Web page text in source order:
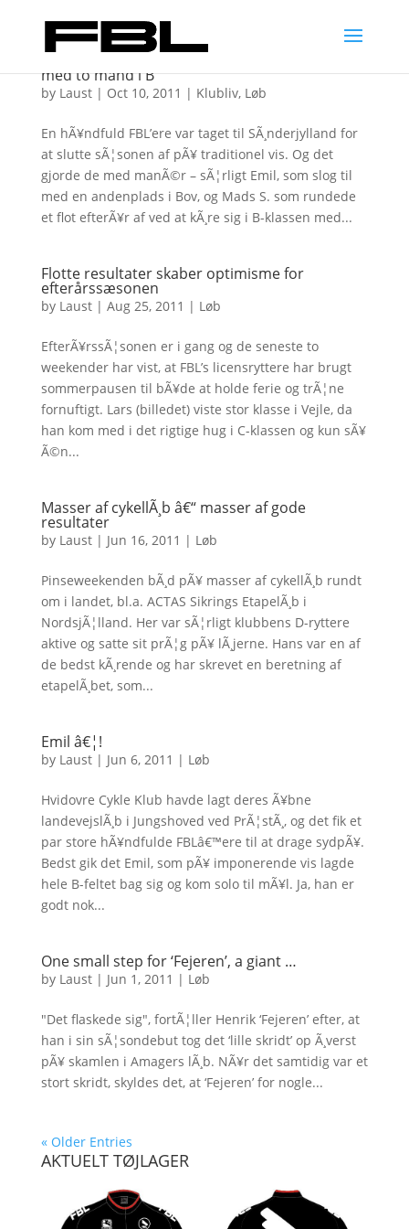
med to mand i B
by Laust| Oct 10, 2011 | Klubliv, Løb
En hÃ¥ndfuld FBL’ere var taget til SÃ¸nderjylland for
at slutte sÃ¦sonen af pÃ¥ traditionel vis. Og det
gjorde de med manÃ©r – sÃ¦rligt Emil, som slog til
med en andenplads i Bov, og Mads S. som rundede
et flot efterÃ¥r af ved at kÃ¸re sig i B-klassen med...
Flotte resultater skaber optimisme for
efterårssæsonen
by Laust| Aug 25, 2011 | Løb
EfterÃ¥rssÃ¦sonen er i gang og de seneste to
weekender har vist, at FBL’s licensryttere har brugt
sommerpausen til bÃ¥de at holde ferie og trÃ¦ne
fornuftigt. Lars (billedet) viste stor klasse i Vejle, da
han kom med i det rigtige hug i C-klassen og kun sÃ¥
Ã©n...
Masser af cykellÃ¸b â€“ masser af gode
resultater
by Laust| Jun 16, 2011 | Løb
Pinseweekenden bÃ¸d pÃ¥ masser af cykellÃ¸b rundt
om i landet, bl.a. ACTAS Sikrings EtapelÃ¸b i
NordsjÃ¦lland. Her var sÃ¦rligt klubbens D-ryttere
aktive og satte sit prÃ¦g pÃ¥ lÃ¸jerne. Hans var en af
de bedst kÃ¸rende og har skrevet en beretning af
etapelÃ¸bet, som...
Emil â€¦!
by Laust| Jun 6, 2011 | Løb
Hvidovre Cykle Klub havde lagt deres Ã¥bne
landevejslÃ¸b i Jungshoved ved PrÃ¦stÃ¸, og det fik et
par store hÃ¥ndfulde FBLâ€™ere til at drage sydpÃ¥.
Bedst gik det Emil, som pÃ¥ imponerende vis lagde
hele B-feltet bag sig og kom solo til mÃ¥l. Ja, han er
godt nok...
One small step for ‘Fejeren’, a giant …
by Laust| Jun 1, 2011 | Løb
"Det flaskede sig", fortÃ¦ller Henrik ‘Fejeren’ efter, at
han i sin sÃ¦sondebut tog det ‘lille skridt’ op Ã¸verst
pÃ¥ skamlen i Amagers lÃ¸b. NÃ¥r det samtidig var et
stort skridt, skyldes det, at ‘Fejeren’ for nogle...
« Older Entries
AKTUELT TØJLAGER